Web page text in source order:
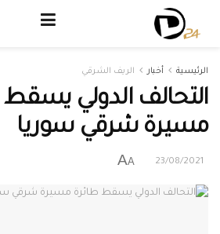
الرئيسية أخبار الريف الشرقي
التحالف الدولي يسقط
مسيرة شرقي سوريا
23/08/2021
A
A